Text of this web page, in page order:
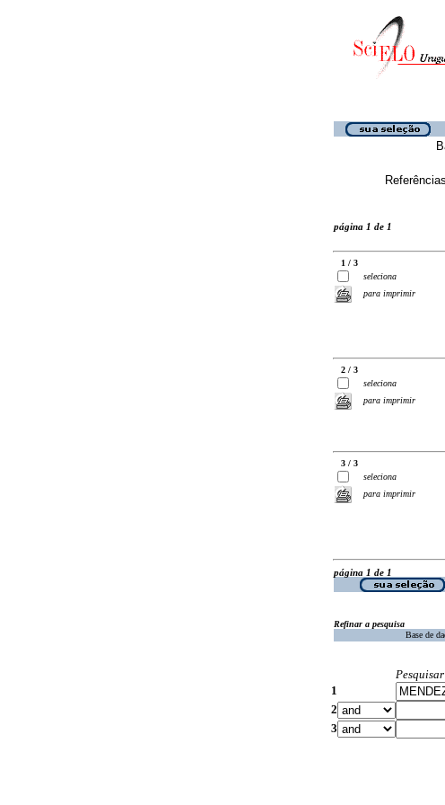
página 1 de 1
1 / 3
seleciona
para imprimir
2 / 3
seleciona
para imprimir
3 / 3
seleciona
para imprimir
página 1 de 1
Refinar a pesquisa
Base de
Pesquisar
1
2
3